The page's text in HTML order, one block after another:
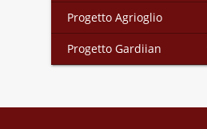
Progetto Agrioglio
Progetto Gardiian